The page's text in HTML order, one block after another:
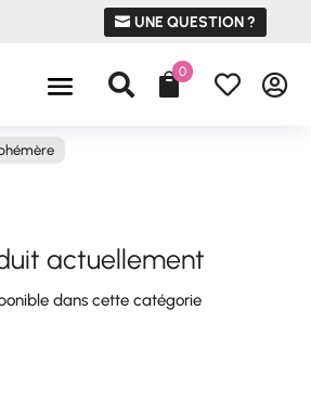
UNE QUESTION ?
 0  
actuellement
dans cette catégorie